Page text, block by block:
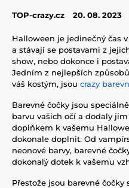
TOP-crazy.cz 20. 08. 2023
Halloween je jedinečný čas
a stávají se postavami z
show, nebo dokonce i
Jedním z nejlepších
váš kostým, jsou crazy
Barevné čočky jsou
barvu vašich očí a dodaly
doplňkem k vašemu
dokonale doplnit. Od
neonové barvy, barevné
dokonalý dotek k vašemu
Přestože jsou barevné